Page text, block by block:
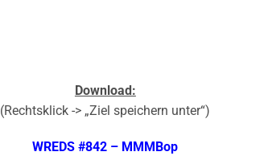
Download:
(Rechtsklick -> „Ziel speichern unter“)
WREDS #842 – MMMBop